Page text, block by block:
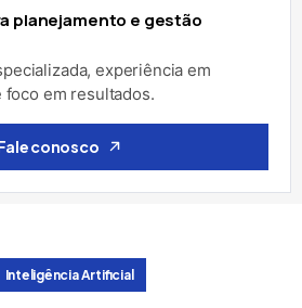
planejamento e gestão
experiência em
em resultados.
conosco
Inteligência Artificial